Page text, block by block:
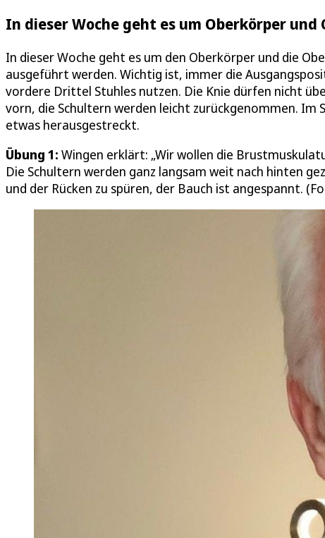
In dieser Woche geht es um Oberkörper und
In dieser Woche geht es um den Oberkörper und die
ausgeführt werden. Wichtig ist, immer die
vordere Drittel Stuhles nutzen. Die Knie dürfen nicht
vorn, die Schultern werden leicht zurückgenommen. Im
etwas herausgestreckt.
Übung 1: Wingen erklärt: „Wir wollen die
Die Schultern werden ganz langsam weit nach hinten
und der Rücken zu spüren, der Bauch ist angespannt.